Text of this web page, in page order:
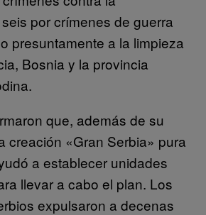
por crímenes de guerra
presuntamente a la limpieza
Bosnia y la provincia
que, además de su
creación «Gran Serbia» pura
a establecer unidades
llevar a cabo el plan. Los
expulsaron a decenas